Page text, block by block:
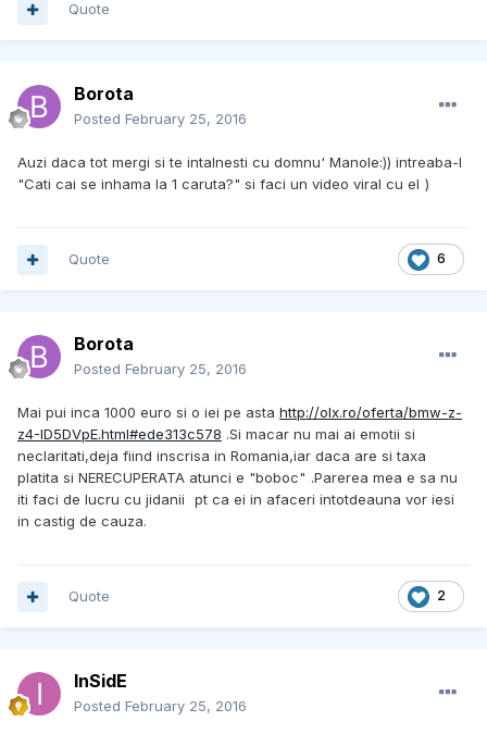
Quote
Borota
Posted February 25, 2016
Auzi daca tot mergi si te intalnesti cu domnu' Manole:)) intreaba-l
"Cati cai se inhama la 1 caruta?" si faci un video viral cu el )
6
Quote
Borota
Posted February 25, 2016
Mai pui inca 1000 euro si o iei pe asta http://olx.ro/oferta/bmw-z-
z4-ID5DVpE.html#ede313c578 .Si macar nu mai ai emotii si
neclaritati,deja fiind inscrisa in Romania,iar daca are si taxa
platita si NERECUPERATA atunci e "boboc" .Parerea mea e sa nu
iti faci de lucru cu jidanii
pt ca ei in afaceri intotdeauna vor iesi
in castig de cauza.
2
Quote
InSidE
Posted February 25, 2016